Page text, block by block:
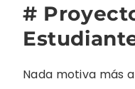
#
Nada motiva más